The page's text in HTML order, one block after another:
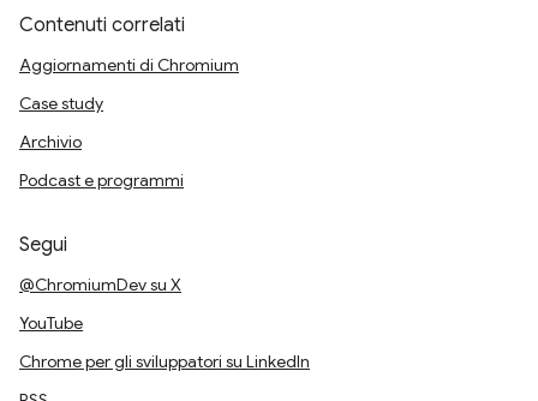
Contenuti correlati
Aggiornamenti di Chromium
Case study
Archivio
Podcast e programmi
Segui
@ChromiumDev su X
YouTube
Chrome per gli sviluppatori su LinkedIn